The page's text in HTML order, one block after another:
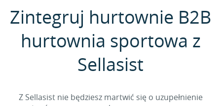
Zintegruj hurtownie B2B
hurtownia sportowa z
Sellasist
Z Sellasist nie będziesz martwić się o uzupełnienie